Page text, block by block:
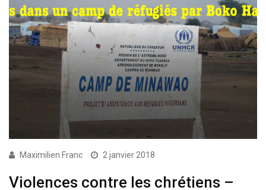
Maximilien Franc 2 janvier 2018
Violences contre les chrétiens –